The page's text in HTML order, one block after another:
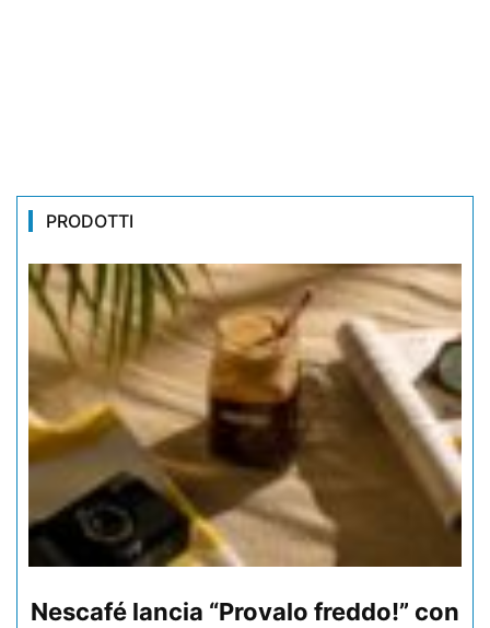
PRODOTTI
Nescafé lancia “Provalo freddo!” con